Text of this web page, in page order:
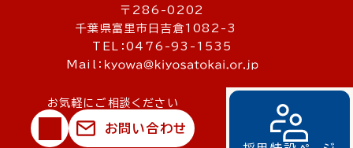
〒286-0202
千葉県富里市日吉倉1082-3
TEL：0476-93-1535
Mail：
© 社会福祉法人清郷会
お気軽にご相談ください
お問い合わせ